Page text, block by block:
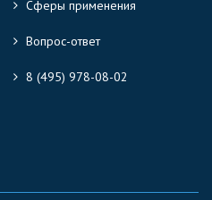
Сферы применения
Вопрос-ответ
8 (495) 978-08-02